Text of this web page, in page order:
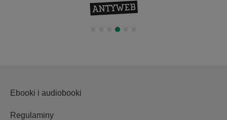
Ebooki i audiobooki
Regulaminy